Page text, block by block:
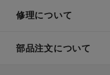
修理について
部品注文について